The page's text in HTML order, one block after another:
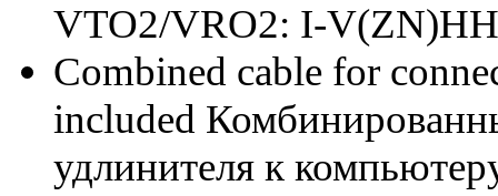
VTO2/VRO2: I-
Combined cable for
included
удлинителя к